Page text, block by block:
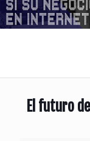
El futuro